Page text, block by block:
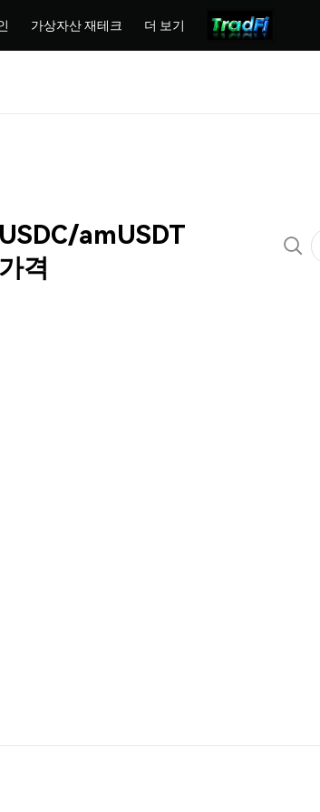
가상자산 재테크 더 보기
amUSDT
격